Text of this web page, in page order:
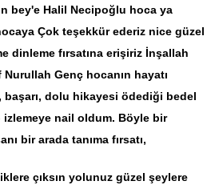
bey'e Halil Necipoğlu hoca ya
Çok teşekkür ederiz nice güzel
dinleme fırsatına erişiriz İnşallah
Genç hocanın hayatı
dolu hikayesi ödediği bedel
nail oldum. Böyle bir
bir arada tanıma fırsatı,
çıksın yolunuz güzel şeylere